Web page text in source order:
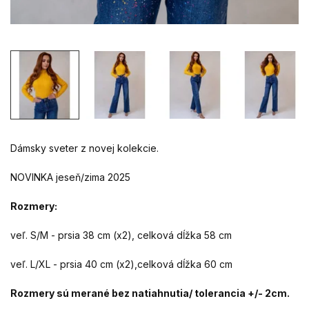
Dámsky sveter z novej kolekcie.
NOVINKA jeseň/zima 2025
Rozmery:
veľ. S/M - prsia 38 cm (x2), celková dĺžka 58 cm
veľ. L/XL - prsia 40 cm (x2),celková dĺžka 60 cm
Rozmery sú merané bez natiahnutia/ tolerancia +/- 2cm.